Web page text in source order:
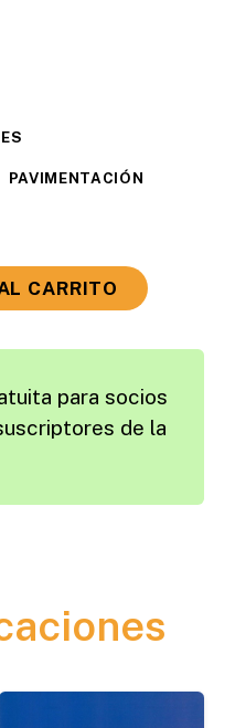
PAVIMENTACIÓN
CARRITO
para socios
de la